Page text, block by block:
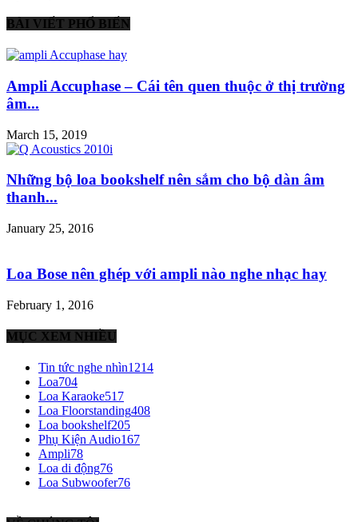
BÀI VIẾT PHỔ BIẾN
Ampli Accuphase – Cái tên quen thuộc ở thị trường
âm...
March 15, 2019
Những bộ loa bookshelf nên sắm cho bộ dàn âm
thanh...
January 25, 2016
Loa Bose nên ghép với ampli nào nghe nhạc hay
February 1, 2016
MỤC XEM NHIỀU
Tin tức nghe nhìn1214
Loa704
Loa Karaoke517
Loa Floorstanding408
Loa bookshelf205
Phụ Kiện Audio167
Ampli78
Loa di động76
Loa Subwoofer76